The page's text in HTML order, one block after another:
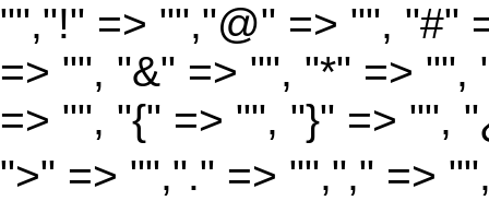
"","!" => "","@" => "", "#"
=> "", "&" => "", "*" =>
=> "", "{" => "", "}" => "",
">" => "","." => "","," =>